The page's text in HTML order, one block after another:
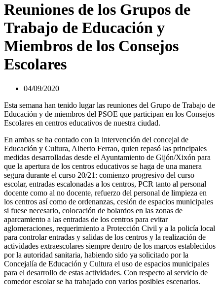
Reuniones de los Grupos de
Trabajo de Educación y
Miembros de los Consejos
Escolares
04/09/2020
Esta semana han tenido lugar las reuniones del Grupo de Trabajo de
Educación y de miembros del PSOE que participan en los Consejos
Escolares en centros educativos de nuestra ciudad.
En ambas se ha contado con la intervención del concejal de
Educación y Cultura, Alberto Ferrao, quien repasó las principales
medidas desarrolladas desde el Ayuntamiento de Gijón/Xixón para
que la apertura de los centros educativos se haga de una manera
segura durante el curso 20/21: comienzo progresivo del curso
escolar, entradas escalonadas a los centros, PCR tanto al personal
docente como al no docente, refuerzo del personal de limpieza en
los centros así como de ordenanzas, cesión de espacios municipales
si fuese necesario, colocación de bolardos en las zonas de
aparcamiento a las entradas de los centros para evitar
aglomeraciones, requerimiento a Protección Civil y a la policía local
para controlar entradas y salidas de los centros y la realización de
actividades extraescolares siempre dentro de los marcos establecidos
por la autoridad sanitaria, habiendo sido ya solicitado por la
Concejalía de Educación y Cultura el uso de espacios municipales
para el desarrollo de estas actividades. Con respecto al servicio de
comedor escolar se ha trabajado con varios posibles escenarios.